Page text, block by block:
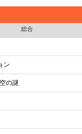
総合
ン
の謎